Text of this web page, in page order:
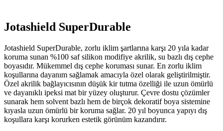
Jotashield SuperDurable
Jotashield SuperDurable, zorlu iklim şartlarına karşı 20 yıla kadar
koruma sunan %100 saf silikon modifiye akrilik, su bazlı dış cephe
boyasıdır. Mükemmel dış cephe koruması sunar. En zorlu iklim
koşullarına dayanım sağlamak amacıyla özel olarak geliştirilmiştir.
Özel akrilik bağlayıcısının düşük kir tutma özelliği ile uzun ömürlü
ve dayanıklı ipeksi mat bir yüzey oluşturur. Çevre dostu çözümler
sunarak hem solvent bazlı hem de birçok dekoratif boya sistemine
kıyasla uzun ömürlü bir koruma sağlar. 20 yıl boyunca yapıyı dış
koşullara karşı korurken estetik görünüm kazandırır.